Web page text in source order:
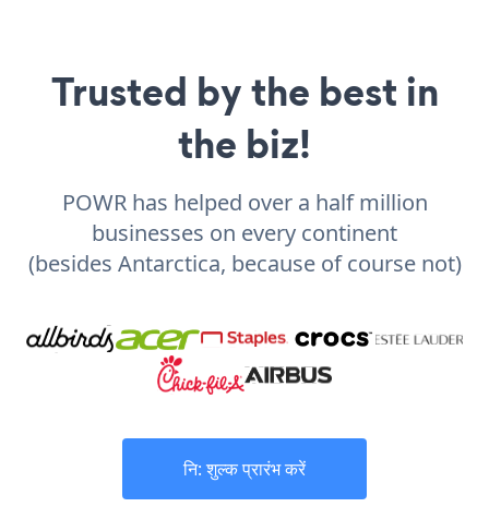
Trusted by the best in
the biz!
POWR has helped over a half million
businesses on every continent
(besides Antarctica, because of course not)
नि: शुल्क प्रारंभ करें